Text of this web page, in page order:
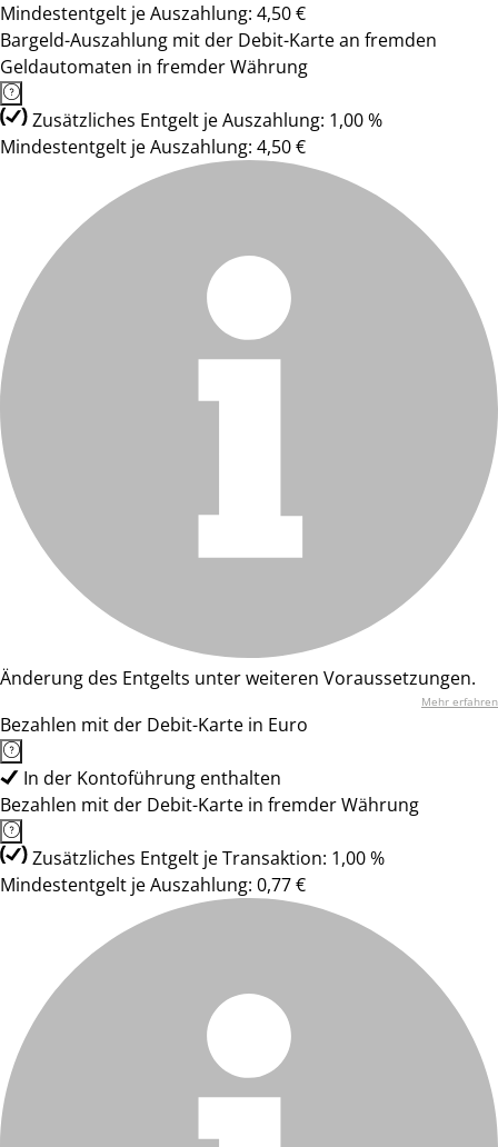
Mindestentgelt je Auszahlung: 4,50 €
Bargeld-Auszahlung mit der Debit-Karte an fremden
Geldautomaten in fremder Währung
Zusätzliches Entgelt je Auszahlung: 1,00 %
Mindestentgelt je Auszahlung: 4,50 €
Änderung des Entgelts unter weiteren Voraussetzungen.
Mehr erfahren
Bezahlen mit der Debit-Karte in Euro
In der Kontoführung enthalten
Bezahlen mit der Debit-Karte in fremder Währung
Zusätzliches Entgelt je Transaktion: 1,00 %
Mindestentgelt je Auszahlung: 0,77 €